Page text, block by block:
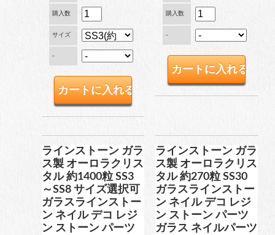
購入数
サイズ
-
購入数
-
ラインストーン ガラ
ス製 オーロラクリス
タル 約1400粒 SS3
～SS8 サイズ選択可
ガラスラインストー
ン ネイル デコ レジ
ン ストーン パーツ
ラインストーン ガラ
ス製 オーロラクリス
タル 約270粒 SS30
ガラスラインストー
ン ネイル デコ レジ
ン ストーン パーツ
ガラス ネイルパーツ